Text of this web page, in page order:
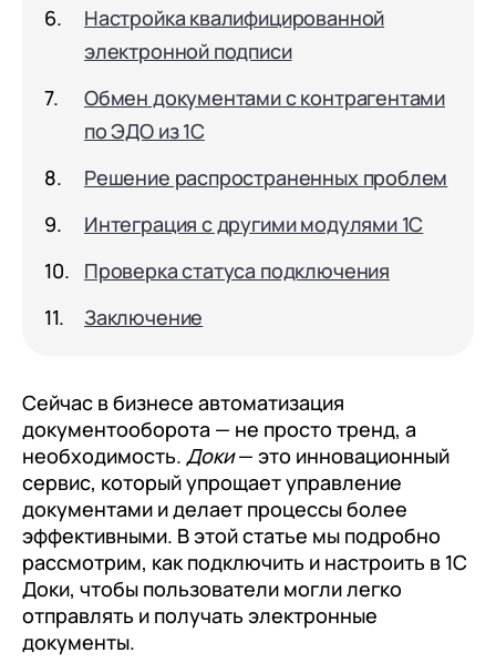
Настройка квалифицированной
электронной подписи
Обмен документами с контрагентами
по ЭДО из 1С
Решение распространенных проблем
Интеграция с другими модулями 1С
Проверка статуса подключения
Заключение
Сейчас в бизнесе автоматизация
документооборота — не просто тренд, а
необходимость. Доки— это инновационный
сервис, который упрощает управление
документами и делает процессы более
эффективными. В этой статье мы подробно
рассмотрим, как подключить и настроить в 1С
Доки, чтобы пользователи могли легко
отправлять и получать электронные
документы.
Переход с Terrasoft CRM на 1С:CRM или
1С-Битрикс 24
документооборот (КЭДО)
1С:Кабинет сотрудника
Внутренний документооборот (СЭД)
1С:Документооборот 8
Управление финансами (FRP)
1С:Управление холдингом
Отраслевые решения
Бизнес-аналитика (BI)
1С:Аналитика
Управление взаимоотношениями с
клиентами (CRM)
1С:CRM
Лицензии 1С
Сервисы 1С
Прочие отрасли
Контакты
Релокация
Истории успеха